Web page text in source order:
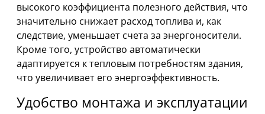
высокого коэффициента полезного действия, что
значительно снижает расход топлива и, как
следствие, уменьшает счета за энергоносители.
Кроме того, устройство автоматически
адаптируется к тепловым потребностям здания,
что увеличивает его энергоэффективность.
Удобство монтажа и эксплуатации